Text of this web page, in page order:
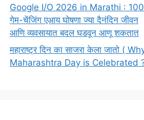
Google I/O 2026 in Marathi : 100
गेम-चेंजिंग एआय घोषणा ज्या दैनंदिन जीवन
आणि व्यवसायात बदल घडवून आणू शकतात
महाराष्ट्र दिन का साजरा केला जातो (
Maharashtra Day is Celebrated